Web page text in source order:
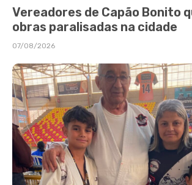
Vereadores de Capão Bonito
obras paralisadas na cidade
07/08/2026